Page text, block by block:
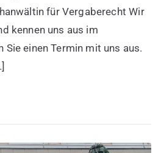
für Vergaberecht Wir
kennen uns aus im
Sie einen Termin mit uns aus.